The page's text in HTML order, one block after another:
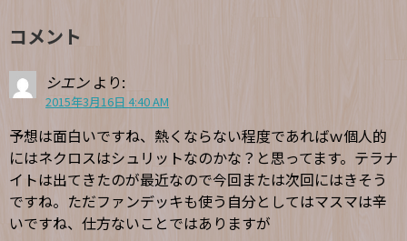
コメント
シエン より:
2015年3月16日 4:40 AM
予想は面白いですね、熱くならない程度であればｗ個人的
にはネクロスはシュリットなのかな？と思ってます。テラナ
イトは出てきたのが最近なので今回または次回にはきそう
ですね。ただファンデッキも使う自分としてはマスマは辛
いですね、仕方ないことではありますが